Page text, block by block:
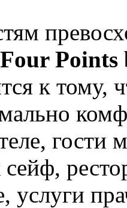
Four Points
к тому,
гости
услуги